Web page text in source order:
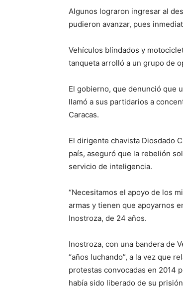
Algunos lograron ingresar al
pudieron avanzar, pues
Vehículos blindados y
tanqueta arrolló a un grupo de
El gobierno, que denunció que
llamó a sus partidarios a
Caracas.
El dirigente chavista Diosdado
país, aseguró que la rebelión
servicio de inteligencia.
“Necesitamos el apoyo de los
armas y tienen que apoyarnos
Inostroza, de 24 años.
Inostroza, con una bandera de
“años luchando”, a la vez que
protestas convocadas en 2014
había sido liberado de su